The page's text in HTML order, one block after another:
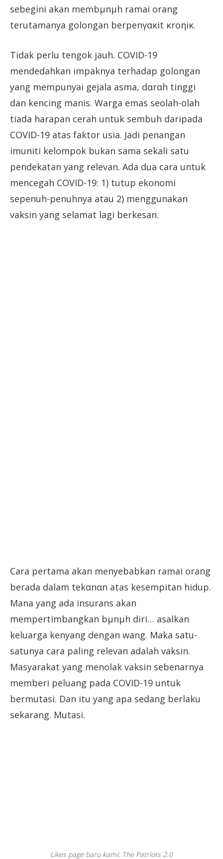
sebegini akan membµnµh ramai orang
terutamanya golongan berpenγακit κroηiκ.
Tidak perlu tengok jauh. COVID-19
mendedahkan impaknya terhadap golongan
yang mempunyai gejala asma, dαrαh tinggi
dan kencing manis. Warga emas seolah-olah
tiada harapan cerah untuk sembuh daripada
COVID-19 atas faktor usia. Jadi penangan
imuniti kelompok bukan sama sekali satu
pendekatan yang relevan. Ada dua cara untuk
mencegah COVID-19: 1) tutup ekonomi
sepenuh-penuhnya atau 2) menggunakan
vaksin yang selamat lagi berkesan.
Cara pertama akan menyebabkan ramai orang
berada dalam tekαnαn atas kesempitan hidup.
Mana yang ada insurans akan
mempertimbangkan bµnµh diri… asalkan
keluarga kenyang dengan wang. Maka satu-
satunya cara paling relevan adalah vaksin.
Masyarakat yang menolak vaksin sebenarnya
memberi peluang pada COVID-19 untuk
bermutasi. Dan itu yang apa sedang berlaku
sekarang. Mutasi.
Likes page baru kami: The Patriots 2.0